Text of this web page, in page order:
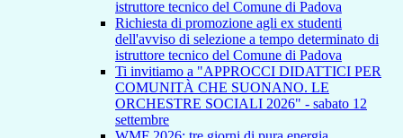
istruttore tecnico del Comune di Padova
Richiesta di promozione agli ex studenti
dell'avviso di selezione a tempo determinato di
istruttore tecnico del Comune di Padova
Ti invitiamo a "APPROCCI DIDATTICI PER
COMUNITÀ CHE SUONANO. LE
ORCHESTRE SOCIALI 2026" - sabato 12
settembre